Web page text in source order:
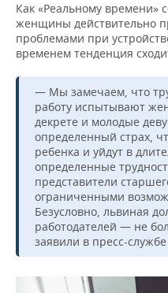
Как «Реальному времени»
женщины действительно
проблемами при
временем тенденция
— Мы замечаем, что
работу испытывают
декрете и молодые
определенный страх,
ребенка и уйдут в
определенные
представители
ограниченными
Безусловно, львиная
работодателей — не
заявили в пресс-